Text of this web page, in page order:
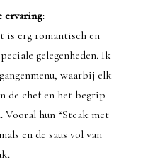
ervaring:
is erg romantisch en
gelegenheden. Ik
waarbij elk
de chef en het begrip
hun “Steak met
en de saus vol van